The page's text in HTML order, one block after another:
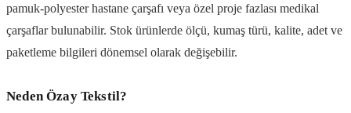
pamuk-polyester hastane çarşafı veya özel proje fazlası medikal
çarşaflar bulunabilir. Stok ürünlerde ölçü, kumaş türü, kalite, adet ve
paketleme bilgileri dönemsel olarak değişebilir.
Neden Özay Tekstil?